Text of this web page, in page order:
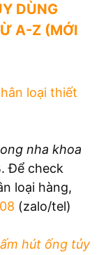
DÙNG
A-Z (MỚI
loại thiết
nha khoa
Để check
loại hàng,
(zalo/tel)
hút ống tủy